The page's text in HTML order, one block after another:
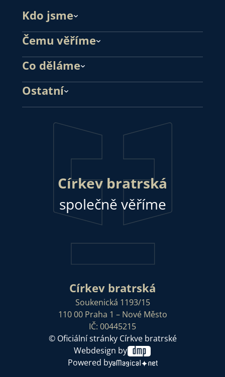
Kdo jsme
Čemu věříme
Co děláme
Ostatní
Církev bratrská
společně věříme
Církev bratrská
Soukenická 1193/15
110 00 Praha 1 – Nové Město
IČ: 00445215
© Oficiální stránky Církve bratrské
Webdesign by
Powered by